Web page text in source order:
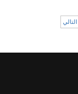
التالي